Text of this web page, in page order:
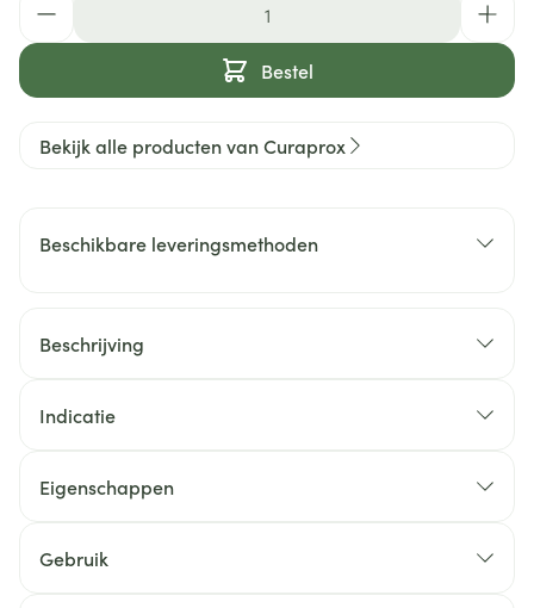
Bestel
Bekijk alle producten van Curaprox
Beschikbare leveringsmethoden
Beschrijving
Indicatie
Eigenschappen
Gebruik